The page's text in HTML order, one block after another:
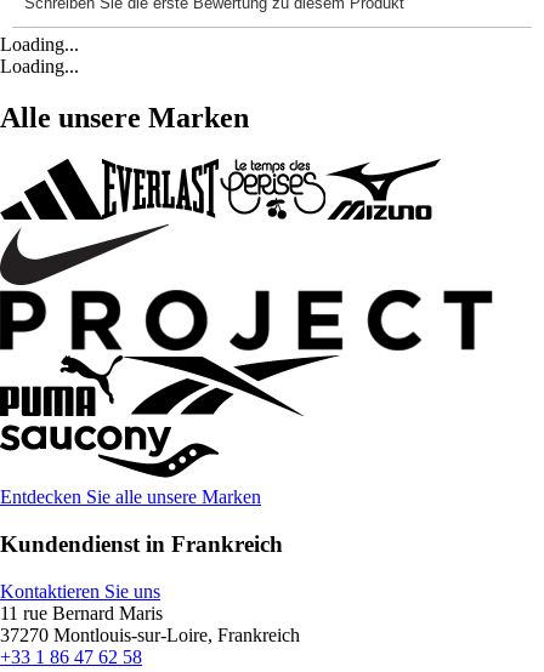
Loading...
Loading...
Alle unsere Marken
Entdecken Sie alle unsere Marken
Kundendienst in Frankreich
Kontaktieren Sie uns
11 rue Bernard Maris
37270 Montlouis-sur-Loire, Frankreich
+33 1 86 47 62 58